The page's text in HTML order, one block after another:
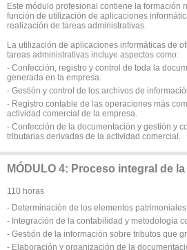
Este módulo profesional contiene la formación
función de utilización de aplicaciones
realización de tareas administrativas.
La utilización de aplicaciones informáticas de
tareas administrativas incluye aspectos como:
- Confección, registro y control de toda la
generada en la empresa.
- Gestión y control de los archivos de
- Registro contable de las operaciones más
actividad comercial de la empresa.
- Confección de la documentación y gestión y
tributarias derivadas de la actividad comercial.
MÓDULO 4: Proceso integral de
110 horas
- Determinación de los elementos patrimoniales
- Integración de la contabilidad y metodología
- Gestión de la información sobre tributos que
- Elaboración y organización de la